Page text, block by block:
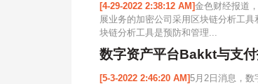
[4-29-2022 2:38:12 AM]金色财经报道
展业务的加密公司采用区块链分析工
块链分析工具是预防和管理...
数字资产平台Bakkt与支
[5-3-2022 2:46:20 AM]5月2日消息，